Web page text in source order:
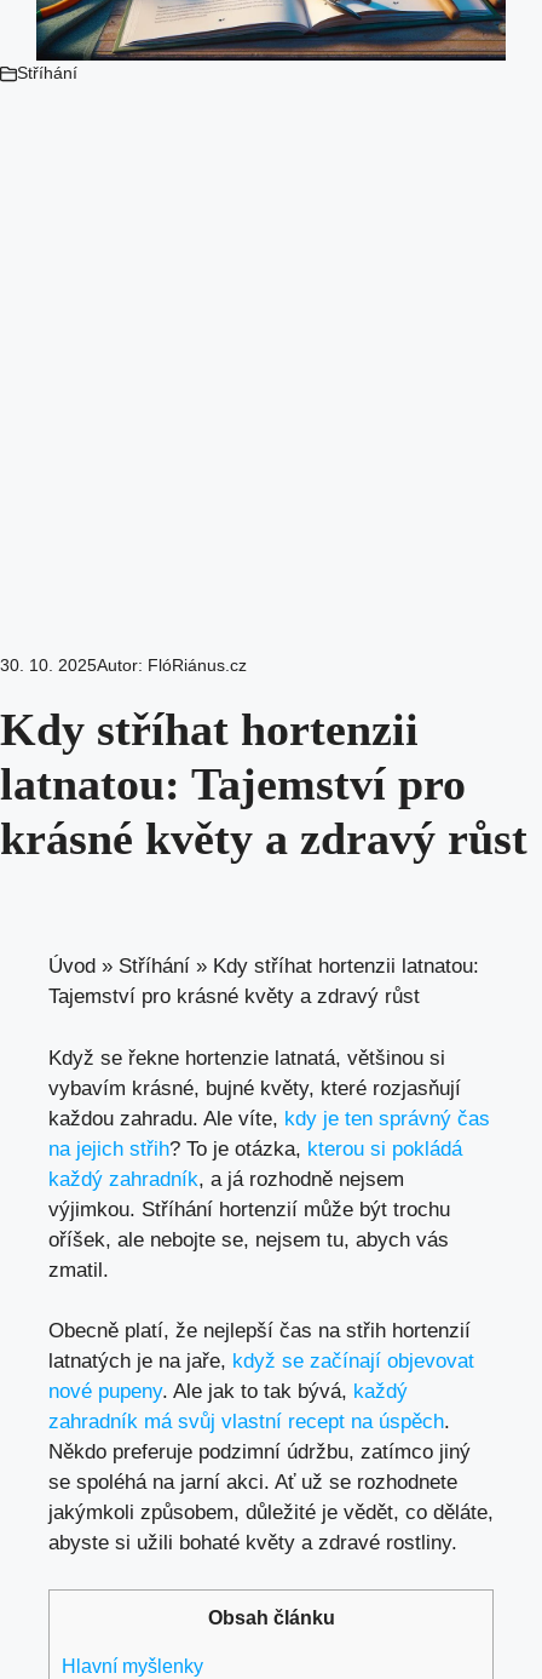
Stříhání
30. 10. 2025Autor: FlóRiánus.cz
Kdy stříhat hortenzii
latnatou: Tajemství pro
krásné květy a zdravý růst
Úvod » Stříhání » Kdy stříhat hortenzii latnatou:
Tajemství pro krásné květy a zdravý růst
Když se řekne hortenzie latnatá, většinou si
vybavím krásné, bujné květy, které rozjasňují
každou zahradu. Ale víte, kdy je ten správný čas
na jejich střih? To je otázka, kterou si pokládá
každý zahradník, a já rozhodně nejsem
výjimkou. Stříhání hortenzií může být trochu
oříšek, ale nebojte se, nejsem tu, abych vás
zmatil.
Obecně platí, že nejlepší čas na střih hortenzií
latnatých je na jaře, když se začínají objevovat
nové pupeny. Ale jak to tak bývá, každý
zahradník má svůj vlastní recept na úspěch.
Někdo preferuje podzimní údržbu, zatímco jiný
se spoléhá na jarní akci. Ať už se rozhodnete
jakýmkoli způsobem, důležité je vědět, co děláte,
abyste si užili bohaté květy a zdravé rostliny.
Obsah článku
Hlavní myšlenky